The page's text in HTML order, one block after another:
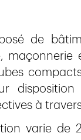
de
à
varie de